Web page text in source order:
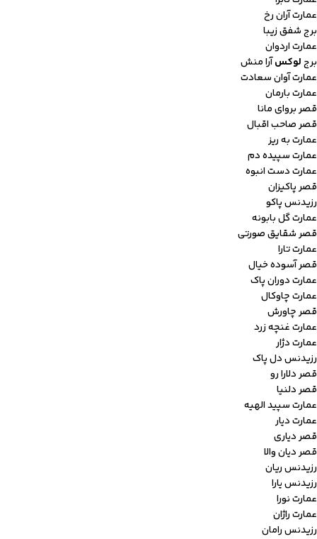
عمارت آران رخ
برج شفق زیبا
عمارت اردوان
برجلوکسآرا منش
عمارت آوان سعادت
عمارت بارمان
قصر بروای مانا
قصر صاحب اقبال
عمارت به ریز
عمارت سپیده دم
عمارت دست انبوه
قصر پاکیزان
رزیدنس پاکو
عمارت گل بابونه
قصر شقایق صورتی
عمارت تارا
قصر آسوده خیال
عمارت دوران پاک
عمارت چاوکال
قصر چاورش
عمارت غنچه زرد
عمارت دژار
رزیدنس دل پاک
قصر دلارا رو
قصر دلنیا
عمارت سپید الهیه
عمارت دیار
قصر دیاری
قصر دیان والا
رزیدنس ریان
رزیدنس یارا
عمارت نورا
عمارت راژان
رزیدنس رامان